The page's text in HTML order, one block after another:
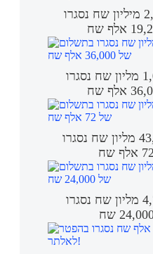
חובות בסך 2,874,524 מיליון שח נסגרו
חובות בסך 1,098,878 מליון שח נסגרו
חובות בסך 43,374,601 מליון שח נסגרו
חובות בסך 4,740,866 מליון שח נסגרו